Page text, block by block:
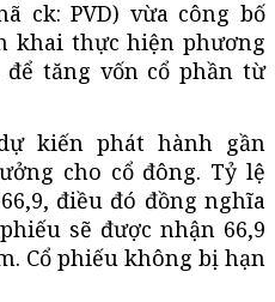
ck: PVD) vừa công bố
khai thực hiện phương
tăng vốn cổ phần từ
kiến phát hành gần
cho cổ đông. Tỷ lệ
điều đó đồng nghĩa
sẽ được nhận 66,9
Cổ phiếu không bị hạn